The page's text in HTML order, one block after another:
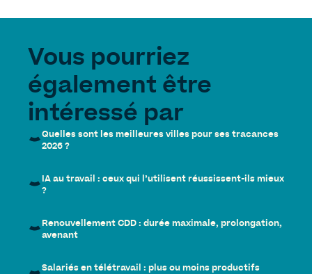
Vous pourriez
également être
intéressé par
Quelles sont les meilleures villes pour ses tracances
2026 ?
IA au travail : ceux qui l’utilisent réussissent-ils mieux
?
Renouvellement CDD : durée maximale, prolongation,
avenant
Salariés en télétravail : plus ou moins productifs